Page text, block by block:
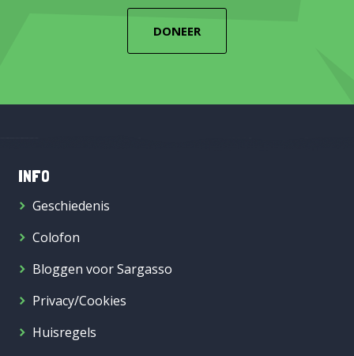
DONEER
INFO
Geschiedenis
Colofon
Bloggen voor Sargasso
Privacy/Cookies
Huisregels